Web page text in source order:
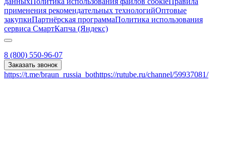
применения рекомендательных технологийОптовые
закупкиПартнёрская программаПолитика использования
сервиса СмартКапча (Яндекс)
8 (800) 550-96-07
Заказать звонок
https://t.me/braun_russia_bothttps://rutube.ru/channel/59937081/